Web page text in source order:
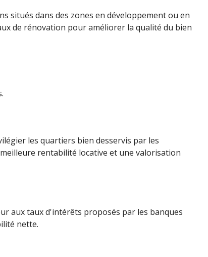
situés dans des zones en développement ou en
de rénovation pour améliorer la qualité du bien
les quartiers bien desservis par les
rentabilité locative et une valorisation
aux taux d'intérêts proposés par les banques
nette.